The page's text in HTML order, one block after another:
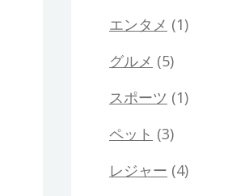
エンタメ (1)
グルメ (5)
スポーツ (1)
ペット (3)
レジャー (4)